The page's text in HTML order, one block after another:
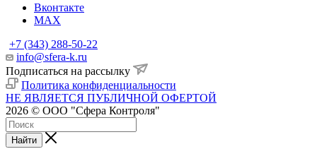
Вконтакте
MAX
+7 (343) 288-50-22
info@sfera-k.ru
Подписаться на рассылку
Политика конфиденциальности
НЕ ЯВЛЯЕТСЯ ПУБЛИЧНОЙ ОФЕРТОЙ
2026 © ООО "Сфера Контроля"
Найти